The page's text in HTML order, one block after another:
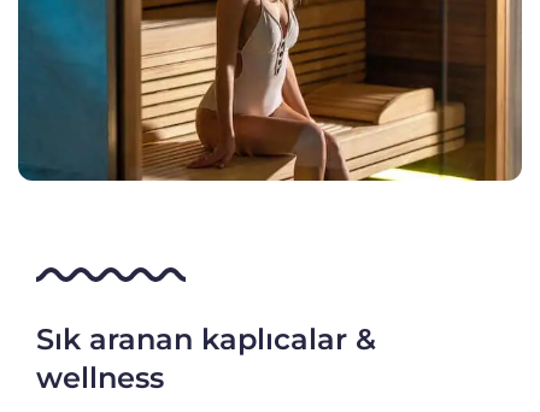
Sık aranan kaplıcalar &
wellness